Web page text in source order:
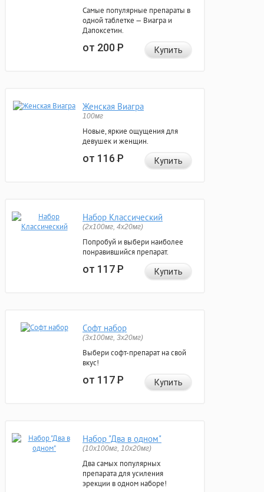
Самые популярные препараты в
одной таблетке — Виагра и
Дапоксетин.
от 200Р Купить
Женская Виагра
100мг
Новые, яркие ощущения для
девушек и женщин.
от 116Р Купить
Набор Классический
(2x100мг, 4x20мг)
Попробуй и выбери наиболее
понравившийся препарат.
от 117Р Купить
Софт набор
(3x100мг, 3x20мг)
Выбери софт-препарат на свой
вкус!
от 117Р Купить
Набор "Два в одном"
(10x100мг, 10x20мг)
Два самых популярных
препарата для усиления
эрекции в одном наборе!